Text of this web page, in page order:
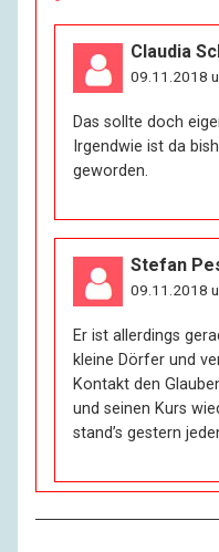
Claudia
09.11.2018
Das sollte doch
Irgendwie ist da
geworden.
Stefan
09.11.2018
Er ist allerdings
kleine Dörfer und
Kontakt den
und seinen Kurs
stand’s gestern